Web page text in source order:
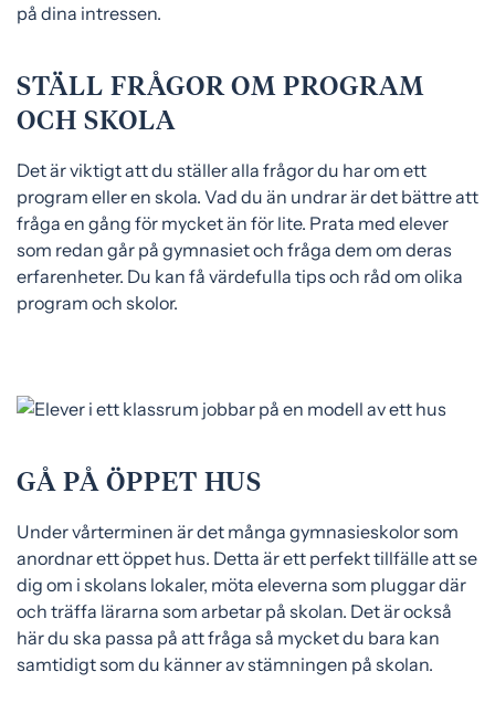
på dina intressen.
STÄLL FRÅGOR OM PROGRAM
OCH SKOLA
Det är viktigt att du ställer alla frågor du har om ett
program eller en skola. Vad du än undrar är det bättre att
fråga en gång för mycket än för lite. Prata med elever
som redan går på gymnasiet och fråga dem om deras
erfarenheter. Du kan få värdefulla tips och råd om olika
program och skolor.
GÅ PÅ ÖPPET HUS
Under vårterminen är det många gymnasieskolor som
anordnar ett öppet hus. Detta är ett perfekt tillfälle att se
dig om i skolans lokaler, möta eleverna som pluggar där
och träffa lärarna som arbetar på skolan. Det är också
här du ska passa på att fråga så mycket du bara kan
samtidigt som du känner av stämningen på skolan.